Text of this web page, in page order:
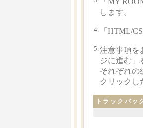
「MY
します。
4. 「HTML/
5.注意事項を
ジに進む」
それぞれの
クリックし
トラックバッ